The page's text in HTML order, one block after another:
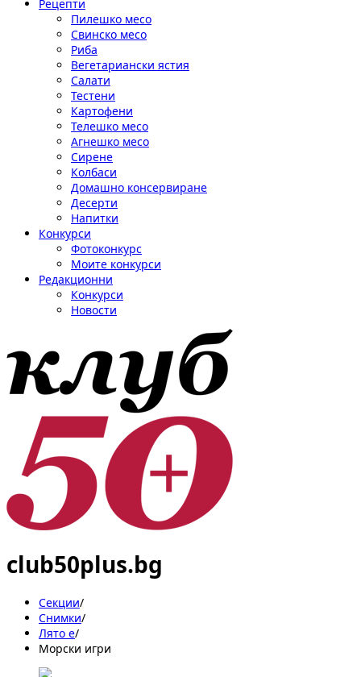
Рецепти
Пилешко месо
Свинско месо
Риба
Вегетариански ястия
Салати
Тестени
Картофени
Телешко месо
Агнешко месо
Сирене
Колбаси
Домашно консервиране
Десерти
Напитки
Конкурси
Фотоконкурс
Моите конкурси
Редакционни
Конкурси
Новости
club50plus.bg
Секции/
Снимки/
Лято е/
Морски игри